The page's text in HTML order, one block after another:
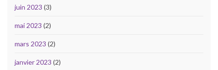
juin 2023 (3)
mai 2023 (2)
mars 2023 (2)
janvier 2023 (2)